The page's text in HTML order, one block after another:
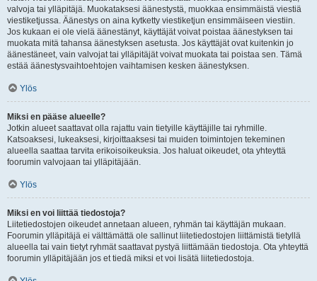
valvoja tai ylläpitäjä. Muokataksesi äänestystä, muokkaa ensimmäistä viestiä
viestiketjussa. Äänestys on aina kytketty viestiketjun ensimmäiseen viestiin.
Jos kukaan ei ole vielä äänestänyt, käyttäjät voivat poistaa äänestyksen tai
muokata mitä tahansa äänestyksen asetusta. Jos käyttäjät ovat kuitenkin jo
äänestäneet, vain valvojat tai ylläpitäjät voivat muokata tai poistaa sen. Tämä
estää äänestysvaihtoehtojen vaihtamisen kesken äänestyksen.
Ylös
Miksi en pääse alueelle?
Jotkin alueet saattavat olla rajattu vain tietyille käyttäjille tai ryhmille.
Katsoaksesi, lukeaksesi, kirjoittaaksesi tai muiden toimintojen tekeminen
alueella saattaa tarvita erikoisoikeuksia. Jos haluat oikeudet, ota yhteyttä
foorumin valvojaan tai ylläpitäjään.
Ylös
Miksi en voi liittää tiedostoja?
Liitetiedostojen oikeudet annetaan alueen, ryhmän tai käyttäjän mukaan.
Foorumin ylläpitäjä ei välttämättä ole sallinut liitetiedostojen liittämistä tietyllä
alueella tai vain tietyt ryhmät saattavat pystyä liittämään tiedostoja. Ota yhteyttä
foorumin ylläpitäjään jos et tiedä miksi et voi lisätä liitetiedostoja.